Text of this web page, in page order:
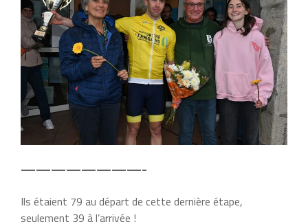
————————-
Ils étaient 79 au départ de cette dernière étape,
seulement 39 à l’arrivée !